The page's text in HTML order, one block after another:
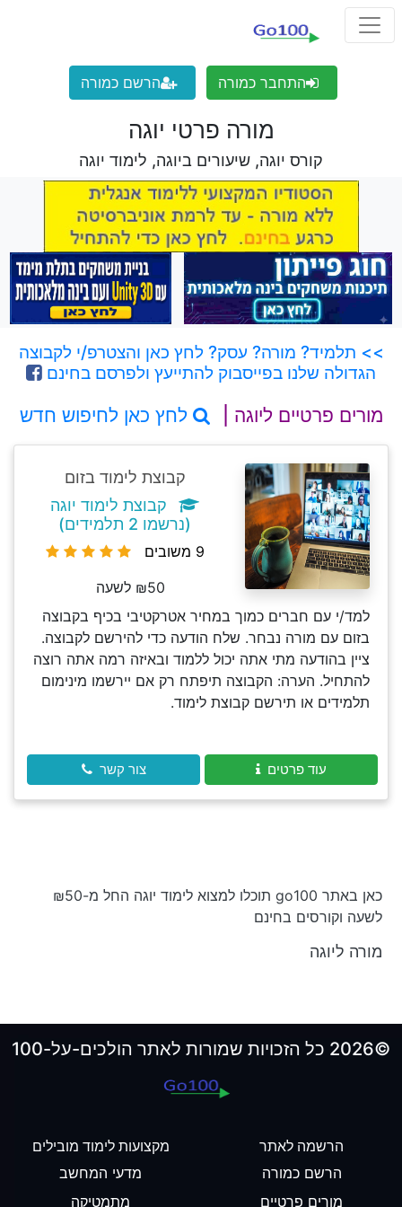
התחבר כמורה הרשם כמורה
מורה פרטי יוגה
קורס יוגה, שיעורים ביוגה, לימוד יוגה
>> תלמיד? מורה? עסק? לחץ כאן והצטרפ/י לקבוצה
הגדולה שלנו בפייסבוק להתייעץ ולפרסם בחינם
מורים פרטיים ליוגה | לחץ כאן לחיפוש חדש
קבוצת לימוד בזום
קבוצת לימוד יוגה
(נרשמו 2 תלמידים)
9 משובים
₪50 לשעה
למד/י עם חברים כמוך במחיר אטרקטיבי בכיף בקבוצה
בזום עם מורה נבחר. שלח הודעה כדי להירשם לקבוצה.
ציין בהודעה מתי אתה יכול ללמוד ובאיזה רמה אתה רוצה
להתחיל. הערה: הקבוצה תיפתח רק אם יירשמו מינימום
תלמידים או תירשם קבוצת לימוד.
עוד פרטים צור קשר
כאן באתר go100 תוכלו למצוא לימוד יוגה החל מ-₪50
לשעה וקורסים בחינם
מורה ליוגה
©2026 כל הזכויות שמורות לאתר הולכים-על-100
הרשמה לאתר
הרשם כמורה
מורים פרטיים
מקצועות לימוד מובילים
מדעי המחשב
מתמטיקה